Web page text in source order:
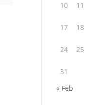
10 11
17 18
24 25
31
« Feb